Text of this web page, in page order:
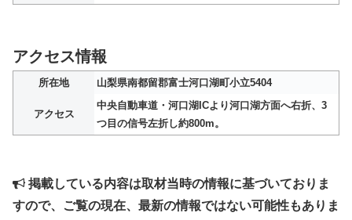
アクセス情報
所在地 山梨県南都留郡富士河口湖町小立5404
アクセス
中央自動車道・河口湖ICより河口湖方面へ右折、3
つ目の信号左折し約800m。
掲載している内容は取材当時の情報に基づいておりま
すので、ご覧の現在、最新の情報ではない可能性もありま